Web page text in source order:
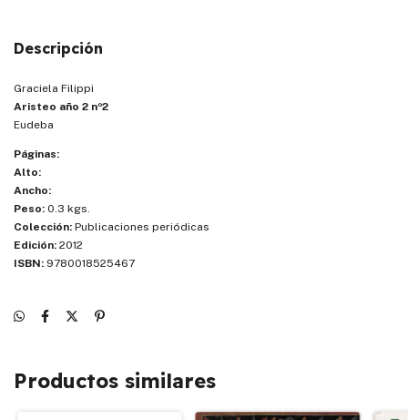
Descripción
Graciela Filippi
Aristeo año 2 nº2
Eudeba
Páginas:
Alto:
Ancho:
Peso: 0.3 kgs.
Colección: Publicaciones periódicas
Edición: 2012
ISBN: 9780018525467
Productos similares